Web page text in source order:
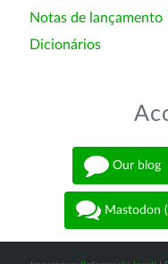
Notas de lançamento
Dicionários
Our blog
Mastodon